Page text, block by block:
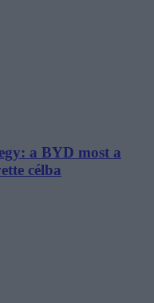
a BYD most a
célba